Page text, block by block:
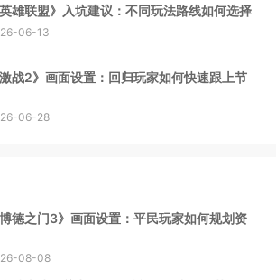
英雄联盟》入坑建议：不同玩法路线如何选择
06-13
激战2》画面设置：回归玩家如何快速跟上节
06-28
博德之门3》画面设置：平民玩家如何规划资
08-08